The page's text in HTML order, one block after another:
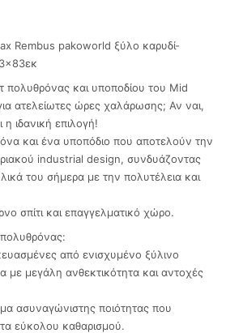
Rembus pakoworld ξύλο καρυδί-
πολυθρόνας και υποποδίου του Mid
ατελείωτες ώρες χαλάρωσης; Αν ναι,
η ιδανική επιλογή!
και ένα υποπόδιο που αποτελούν την
industrial design, συνδυάζοντας
του σήμερα με την πολυτέλεια και
σπίτι και επαγγελματικό χώρο.
πολυθρόνας:
από ενισχυμένο ξύλινο
με μεγάλη ανθεκτικότητα και αντοχές
ασυναγώνιστης ποιότητας που
εύκολου καθαρισμού.